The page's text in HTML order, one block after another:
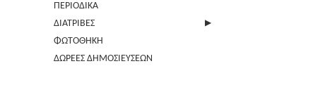
ΠΕΡΙΟΔΙΚΑ
ΔΙΑΤΡΙΒΕΣ
ΑΠΟΣΤΟΛΗ ΠΕΡΙΛΗΨΗΣ
ΦΩΤΟΘΗΚΗ
ΔΩΡΕΕΣ ΔΗΜΟΣΙΕΥΣΕΩΝ